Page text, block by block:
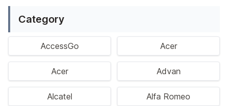
Category
AccessGo Acer
Acer Advan
Alcatel Alfa Romeo